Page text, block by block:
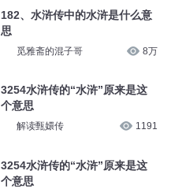
182、水浒传中的水浒是什么意
思
觅雅斋的混子哥 8万
3254水浒传的“水浒”原来是这
个意思
解读甄嬛传 1191
3254水浒传的“水浒”原来是这
个意思